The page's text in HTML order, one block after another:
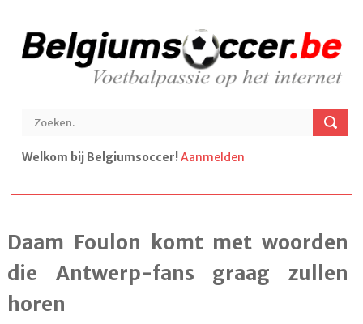
Welkom bij Belgiumsoccer!Aanmelden
Daam Foulon komt met woorden
die Antwerp-fans graag zullen
horen